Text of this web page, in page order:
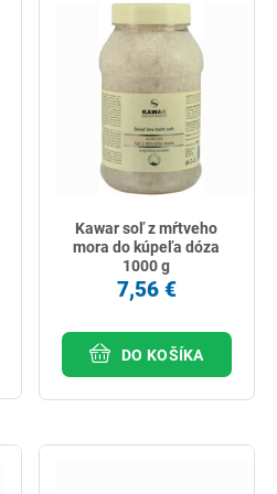
Kawar soľ z mŕtveho
mora do kúpeľa dóza
1000 g
7,56 €
DO KOŠÍKA